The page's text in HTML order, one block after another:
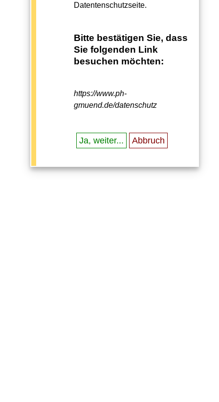
Datentenschutzseite.
Bitte bestätigen Sie, dass
Sie folgenden Link
besuchen möchten:
https://www.ph-
gmuend.de/datenschutz
Ja, weiter... Abbruch